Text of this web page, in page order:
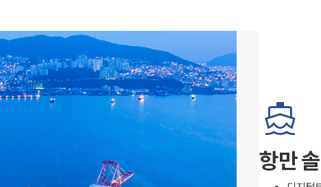
directions_boat
항만